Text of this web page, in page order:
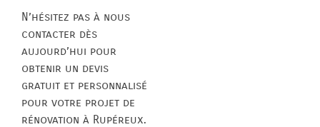
N’hésitez pas à nous
contacter dès
aujourd’hui pour
obtenir un devis
gratuit et personnalisé
pour votre projet de
rénovation à Rupéreux.